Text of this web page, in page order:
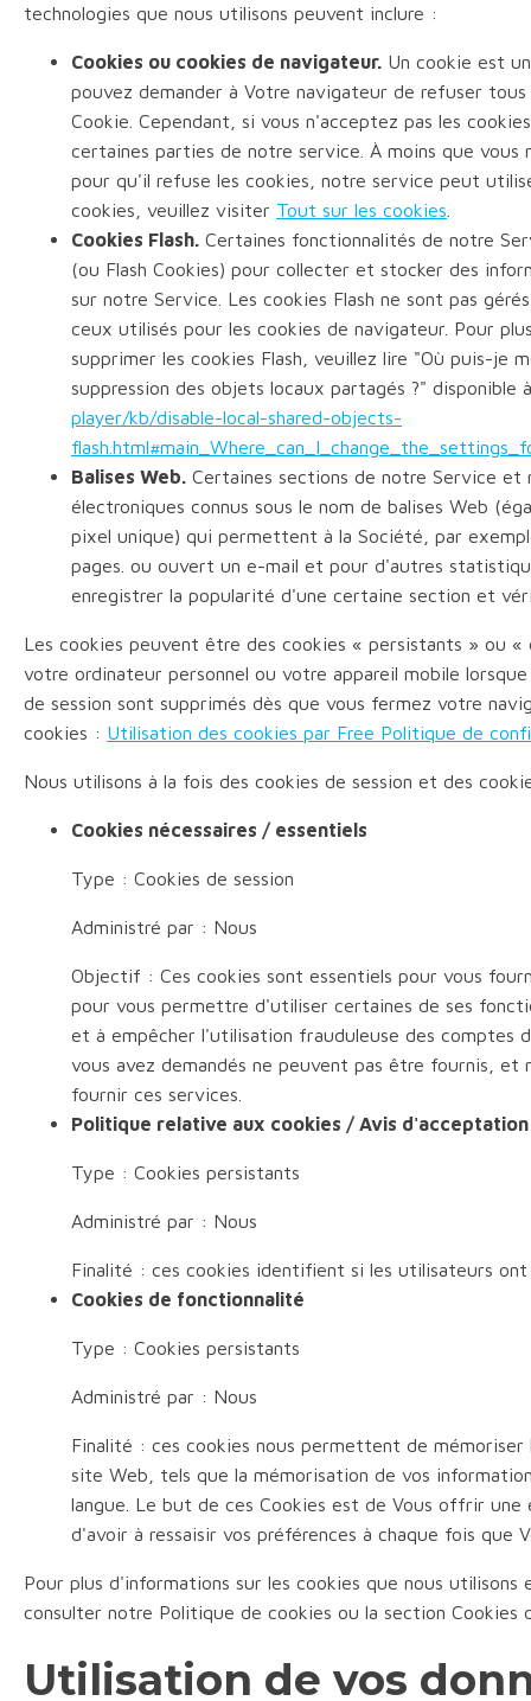
technologies que nous utilisons peuvent inclure :
Cookies ou cookies de navigateur. Un cookie est
pouvez demander à Votre navigateur de refuser
Cookie. Cependant, si vous n'acceptez pas les
certaines parties de notre service. À moins que
pour qu'il refuse les cookies, notre service peut
cookies, veuillez visiter Tout sur les cookies
Cookies Flash. Certaines fonctionnalités de notre
(ou Flash Cookies) pour collecter et stocker des
sur notre Service. Les cookies Flash ne sont pas
ceux utilisés pour les cookies de navigateur. Pour
supprimer les cookies Flash, veuillez lire "Où puis-je
suppression des objets locaux partagés ?" disponible
player/kb/disable-local-shared-objects-
Balises Web. Certaines sections de notre Service
électroniques connus sous le nom de balises Web
pixel unique) qui permettent à la Société, par
pages. ou ouvert un e-mail et pour d'autres
enregistrer la popularité d'une certaine section et
Les cookies peuvent être des cookies « persistants » ou
votre ordinateur personnel ou votre appareil mobile
de session sont supprimés dès que vous fermez votre
cookies : Utilisation des cookies par Free Politique de
Nous utilisons à la fois des cookies de session et des
Cookies nécessaires / essentiels
Type : Cookies de session
Administré par : Nous
Objectif : Ces cookies sont essentiels pour vous
pour vous permettre d'utiliser certaines de ses
et à empêcher l'utilisation frauduleuse des comptes
vous avez demandés ne peuvent pas être fournis, et
fournir ces services.
Politique relative aux cookies / Avis
Type : Cookies persistants
Administré par : Nous
Finalité : ces cookies identifient si les utilisateurs
Cookies de fonctionnalité
Type : Cookies persistants
Administré par : Nous
Finalité : ces cookies nous permettent de
site Web, tels que la mémorisation de vos
langue. Le but de ces Cookies est de Vous offrir
d'avoir à ressaisir vos préférences à chaque fois que
Pour plus d'informations sur les cookies que nous
consulter notre Politique de cookies ou la section
Utilisation de vos